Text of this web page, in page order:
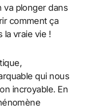
va plonger dans
comment ça
la vraie vie !
qui nous
incroyable. En